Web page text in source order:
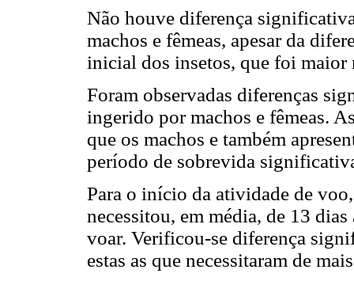
Não houve diferença
machos e fêmeas, apesar da
inicial dos insetos, que foi maior
Foram observadas diferenças
ingerido por machos e fêmeas.
que os machos e também
período de sobrevida
Para o início da atividade de
necessitou, em média, de 13
voar. Verificou-se diferença
estas as que necessitaram de